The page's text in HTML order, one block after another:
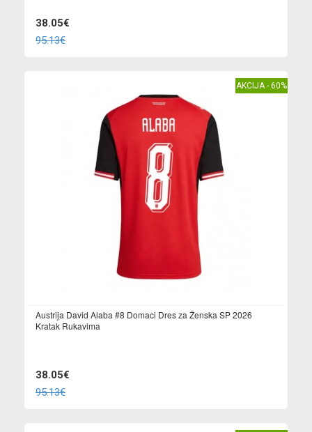
38.05€
95.13€
AKCIJA - 60%
Austrija David Alaba #8 Domaci Dres za Ženska SP 2026
Kratak Rukavima
38.05€
95.13€